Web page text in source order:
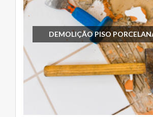
DEMOLIÇÃO PISO